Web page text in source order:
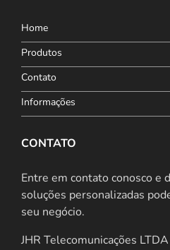
Home
Produtos
Contato
Informações
CONTATO
Entre em contato conosco e
soluções personalizadas
seu negócio.
JHR Telecomunicações LTDA